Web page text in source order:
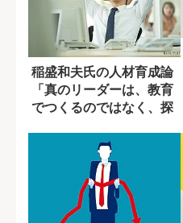
稲盛和夫氏の人材育成論
「真のリーダーは、教育
でつくるのではなく、探